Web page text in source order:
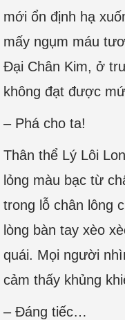
mới ổn định hạ
mấy ngụm máu
Đại Chân Kim, ở
không đạt được
– Phá cho ta!
Thân thể Lý Lôi
lỏng màu bạc từ
trong lỗ chân lông
lòng bàn tay xèo
quái. Mọi người
cảm thấy khủng
– Đáng tiếc…